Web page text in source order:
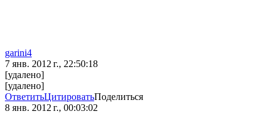
garini4
7 янв. 2012 г., 22:50:18
[удалено]
[удалено]
ОтветитьЦитироватьПоделиться
8 янв. 2012 г., 00:03:02